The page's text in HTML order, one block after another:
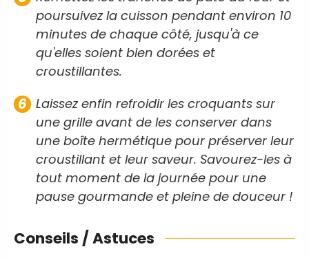
poursuivez la cuisson pendant environ 10
minutes de chaque côté, jusqu'à ce
qu'elles soient bien dorées et
croustillantes.
Laissez enfin refroidir les croquants sur
une grille avant de les conserver dans
une boîte hermétique pour préserver leur
croustillant et leur saveur. Savourez-les à
tout moment de la journée pour une
pause gourmande et pleine de douceur !
Conseils / Astuces